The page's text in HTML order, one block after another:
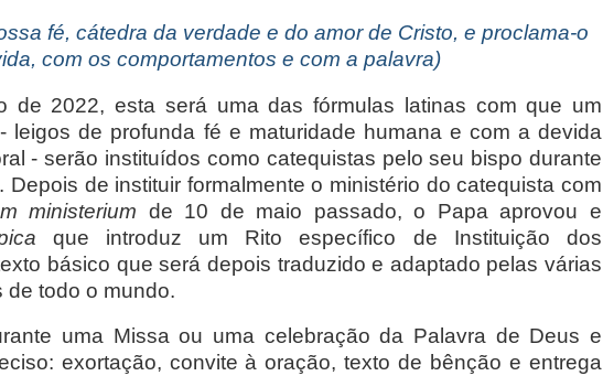
fé, cátedra da verdade e do amor de Cristo, e proclama-o
com os comportamentos e com a palavra)
de 2022, esta será uma das fórmulas latinas com que um
leigos de profunda fé e maturidade humana e com a devida
- serão instituídos como catequistas pelo seu bispo durante
Depois de instituir formalmente o ministério do catequista com
ministerium de 10 de maio passado, o Papa aprovou e
que introduz um Rito específico de Instituição dos
básico que será depois traduzido e adaptado pelas várias
de todo o mundo.
uma Missa ou uma celebração da Palavra de Deus e
exortação, convite à oração, texto de bênção e entrega